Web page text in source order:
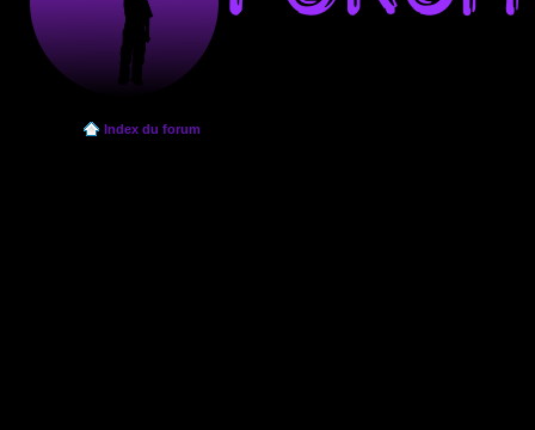
Index du forum